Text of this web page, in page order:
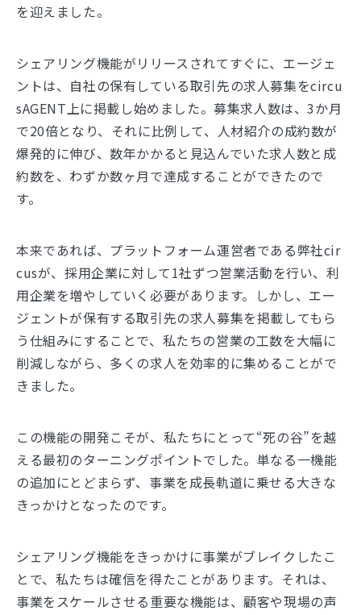
を迎えました。
シェアリング機能がリリースされてすぐに、エージェ
ントは、自社の保有している取引先の求人募集をcircu
sAGENT上に掲載し始めました。募集求人数は、3か月
で20倍となり、それに比例して、人材紹介の成約数が
爆発的に伸び、数年かかると見込んでいた求人数と成
約数を、わずか数ヶ月で達成することができたので
す。
本来であれば、プラットフォーム運営者である弊社cir
cusが、採用企業に対して1社ずつ営業活動を行い、利
用企業を増やしていく必要があります。しかし、エー
ジェントが保有する取引先の求人募集を掲載してもら
う仕組みにすることで、私たちの営業の工数を大幅に
削減しながら、多くの求人を効率的に集めることがで
きました。
この機能の開発こそが、私たちにとって“死の谷”を越
える最初のターニングポイントでした。単なる一機能
の追加にとどまらず、事業を成長軌道に乗せる大きな
きっかけとなったのです。
シェアリング機能をきっかけに事業がブレイクしたこ
とで、私たちは確信を得たことがあります。それは、
事業をスケールさせる重要な機能は、顧客や現場の声